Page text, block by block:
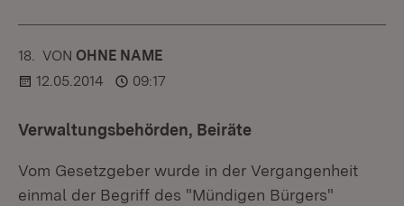
18. KOMMENTAR
VON :OHNE NAME
12.05.2014
09:17
Verwaltungsbehörden, Beiräte
Vom Gesetzgeber wurde in der Vergangenheit
einmal der Begriff des "Mündigen Bürgers"